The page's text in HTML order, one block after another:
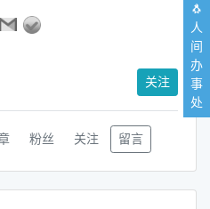
关注
粉丝 关注 留言
🐧
人
间
办
事
处